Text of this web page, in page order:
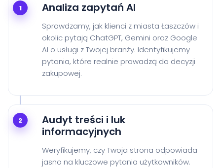
1 Analiza zapytań AI
Sprawdzamy, jak klienci z miasta Łaszczów i
okolic pytają ChatGPT, Gemini oraz Google
AI o usługi z Twojej branży. Identyfikujemy
pytania, które realnie prowadzą do decyzji
zakupowej.
2
Audyt treści i luk
informacyjnych
Weryfikujemy, czy Twoja strona odpowiada
jasno na kluczowe pytania użytkowników.